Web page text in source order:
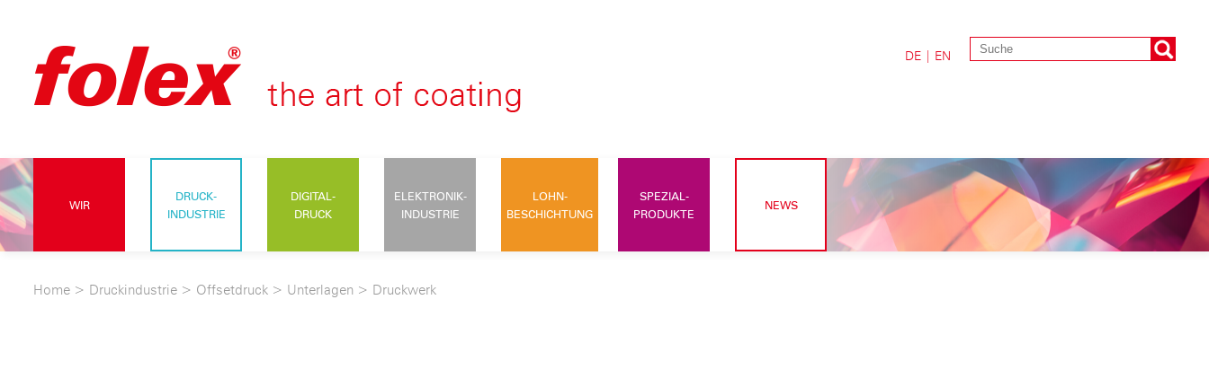
DE | EN
WIR
DRUCK-
INDUSTRIE
DIGITAL-
DRUCK
ELEKTRONIK-
INDUSTRIE
LOHN-
BESCHICHTUNG
SPEZIAL-
PRODUKTE
NEWS
Home > Druckindustrie > Offsetdruck > Unterlagen > Druckwerk